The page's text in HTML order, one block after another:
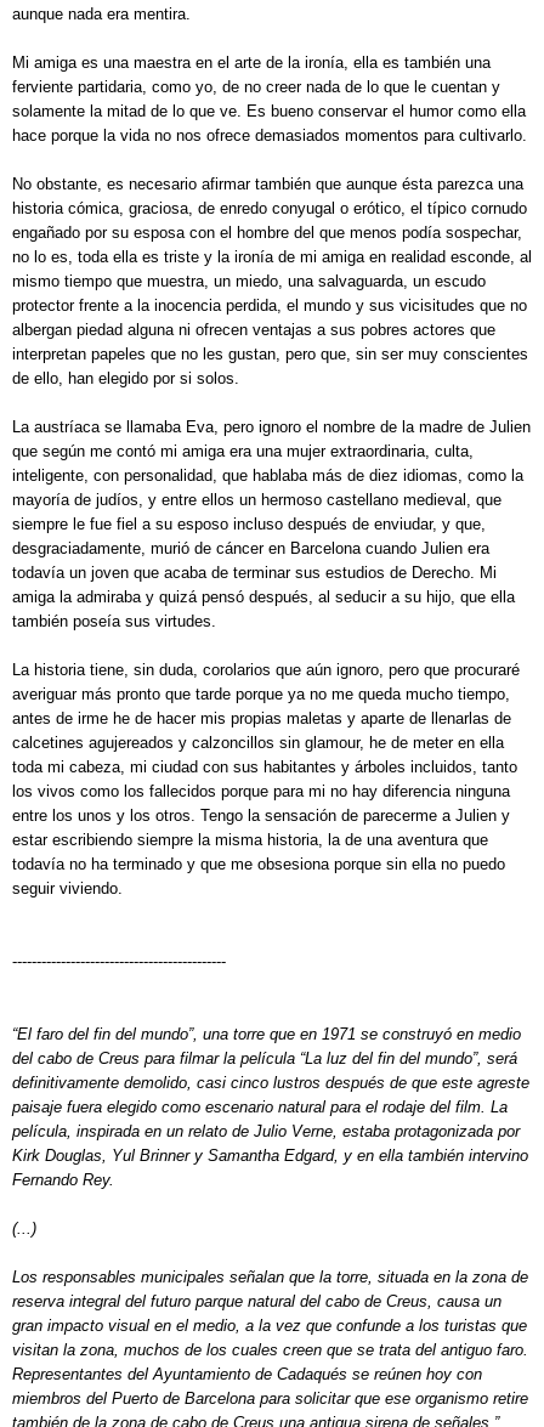
aunque nada era mentira.
Mi amiga es una maestra en el arte de la ironía, ella es también una
ferviente partidaria, como yo, de no creer nada de lo que le cuentan y
solamente la mitad de lo que ve. Es bueno conservar el humor como ella
hace porque la vida no nos ofrece demasiados momentos para cultivarlo.
No obstante, es necesario afirmar también que aunque ésta parezca una
historia cómica, graciosa, de enredo conyugal o erótico, el típico cornudo
engañado por su esposa con el hombre del que menos podía sospechar,
no lo es, toda ella es triste y la ironía de mi amiga en realidad esconde, al
mismo tiempo que muestra, un miedo, una salvaguarda, un escudo
protector frente a la inocencia perdida, el mundo y sus vicisitudes que no
albergan piedad alguna ni ofrecen ventajas a sus pobres actores que
interpretan papeles que no les gustan, pero que, sin ser muy conscientes
de ello, han elegido por si solos.
La austríaca se llamaba Eva, pero ignoro el nombre de la madre de Julien
que según me contó mi amiga era una mujer extraordinaria, culta,
inteligente, con personalidad, que hablaba más de diez idiomas, como la
mayoría de judíos, y entre ellos un hermoso castellano medieval, que
siempre le fue fiel a su esposo incluso después de enviudar, y que,
desgraciadamente, murió de cáncer en Barcelona cuando Julien era
todavía un joven que acaba de terminar sus estudios de Derecho. Mi
amiga la admiraba y quizá pensó después, al seducir a su hijo, que ella
también poseía sus virtudes.
La historia tiene, sin duda, corolarios que aún ignoro, pero que procuraré
averiguar más pronto que tarde porque ya no me queda mucho tiempo,
antes de irme he de hacer mis propias maletas y aparte de llenarlas de
calcetines agujereados y calzoncillos sin glamour, he de meter en ella
toda mi cabeza, mi ciudad con sus habitantes y árboles incluidos, tanto
los vivos como los fallecidos porque para mi no hay diferencia ninguna
entre los unos y los otros. Tengo la sensación de parecerme a Julien y
estar escribiendo siempre la misma historia, la de una aventura que
todavía no ha terminado y que me obsesiona porque sin ella no puedo
seguir viviendo.
--------------------------------------------
“El faro del fin del mundo”, una torre que en 1971 se construyó en medio
del cabo de Creus para filmar la película “La luz del fin del mundo”, será
definitivamente demolido, casi cinco lustros después de que este agreste
paisaje fuera elegido como escenario natural para el rodaje del film. La
película, inspirada en un relato de Julio Verne, estaba protagonizada por
Kirk Douglas, Yul Brinner y Samantha Edgard, y en ella también intervino
Fernando Rey.
(...)
Los responsables municipales señalan que la torre, situada en la zona de
reserva integral del futuro parque natural del cabo de Creus, causa un
gran impacto visual en el medio, a la vez que confunde a los turistas que
visitan la zona, muchos de los cuales creen que se trata del antiguo faro.
Representantes del Ayuntamiento de Cadaqués se reúnen hoy con
miembros del Puerto de Barcelona para solicitar que ese organismo retire
también de la zona de cabo de Creus una antigua sirena de señales.”